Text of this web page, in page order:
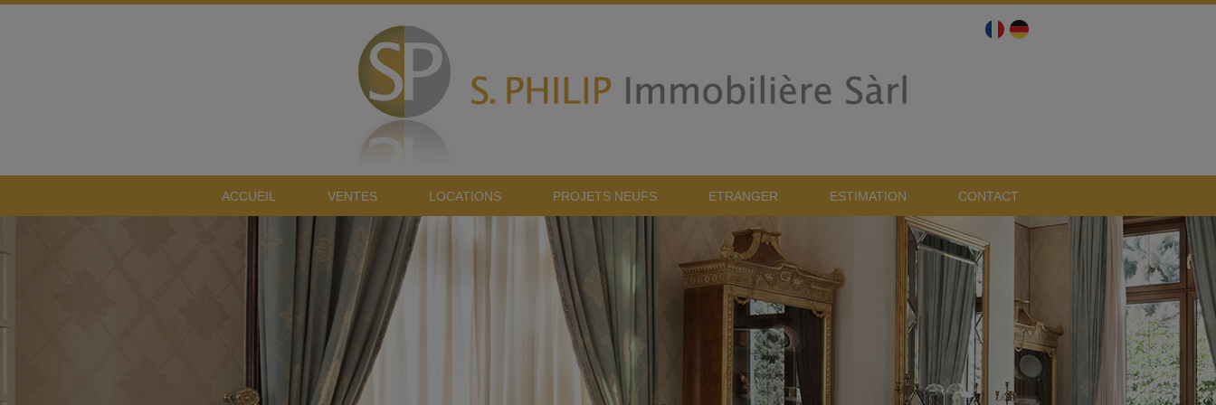
ACCUEIL VENTES LOCATIONS PROJETS NEUFS ETRANGER ESTIMATION CONTACT